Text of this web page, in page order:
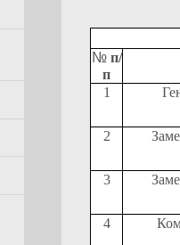
№ п/
п
1
2
3
4